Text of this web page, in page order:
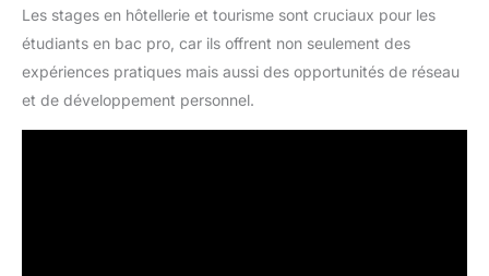
Les stages en hôtellerie et tourisme sont cruciaux pour les
étudiants en bac pro, car ils offrent non seulement des
expériences pratiques mais aussi des opportunités de réseau
et de développement personnel.